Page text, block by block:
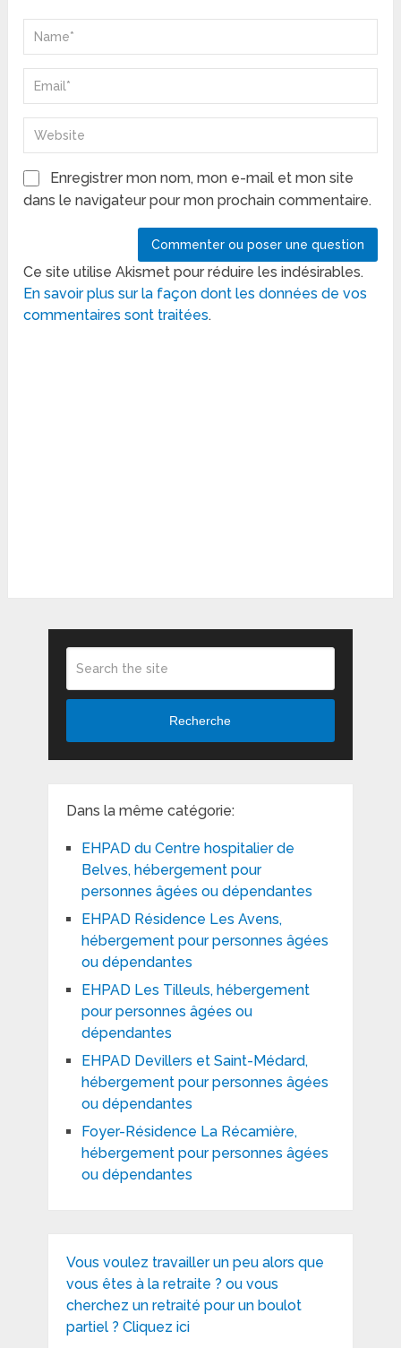
Enregistrer mon nom, mon e-mail et mon site
dans le navigateur pour mon prochain commentaire.
Ce site utilise Akismet pour réduire les indésirables.
En savoir plus sur la façon dont les données de vos
commentaires sont traitées.
Recherche
Dans la même catégorie:
EHPAD du Centre hospitalier de
Belves, hébergement pour
personnes âgées ou dépendantes
EHPAD Résidence Les Avens,
hébergement pour personnes âgées
ou dépendantes
EHPAD Les Tilleuls, hébergement
pour personnes âgées ou
dépendantes
EHPAD Devillers et Saint-Médard,
hébergement pour personnes âgées
ou dépendantes
Foyer-Résidence La Récamière,
hébergement pour personnes âgées
ou dépendantes
Vous voulez travailler un peu alors que
vous êtes à la retraite ? ou vous
cherchez un retraité pour un boulot
partiel ? Cliquez ici